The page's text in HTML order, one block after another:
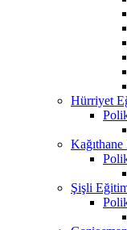
Hürriyet
Şişli